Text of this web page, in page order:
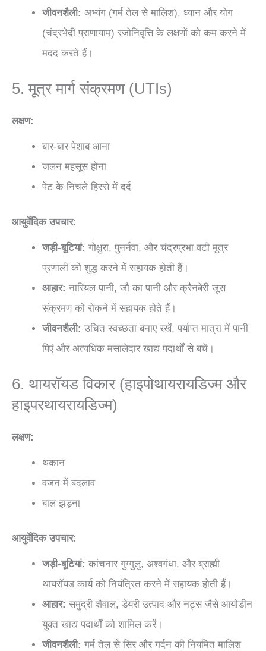
जीवनशैली: अभ्यंग (गर्म तेल से मालिश), ध्यान और योग
(चंद्रभेदी प्राणायाम) रजोनिवृत्ति के लक्षणों को कम करने में
मदद करते हैं।
5. मूत्र मार्ग संक्रमण (UTIs)
लक्षण:
बार-बार पेशाब आना
जलन महसूस होना
पेट के निचले हिस्से में दर्द
आयुर्वेदिक उपचार:
जड़ी-बूटियां: गोक्षुरा, पुनर्नवा, और चंद्रप्रभा वटी मूत्र
प्रणाली को शुद्ध करने में सहायक होती हैं।
आहार: नारियल पानी, जौ का पानी और क्रैनबेरी जूस
संक्रमण को रोकने में सहायक होते हैं।
जीवनशैली: उचित स्वच्छता बनाए रखें, पर्याप्त मात्रा में पानी
पिएं और अत्यधिक मसालेदार खाद्य पदार्थों से बचें।
6. थायरॉयड विकार (हाइपोथायरायडिज्म और
हाइपरथायरायडिज्म)
लक्षण:
थकान
वजन में बदलाव
बाल झड़ना
आयुर्वेदिक उपचार:
जड़ी-बूटियां: कांचनार गुग्गुलु, अश्वगंधा, और ब्राह्मी
थायरॉयड कार्य को नियंत्रित करने में सहायक होती हैं।
आहार: समुद्री शैवाल, डेयरी उत्पाद और नट्स जैसे आयोडीन
युक्त खाद्य पदार्थों को शामिल करें।
जीवनशैली: गर्म तेल से सिर और गर्दन की नियमित मालिश